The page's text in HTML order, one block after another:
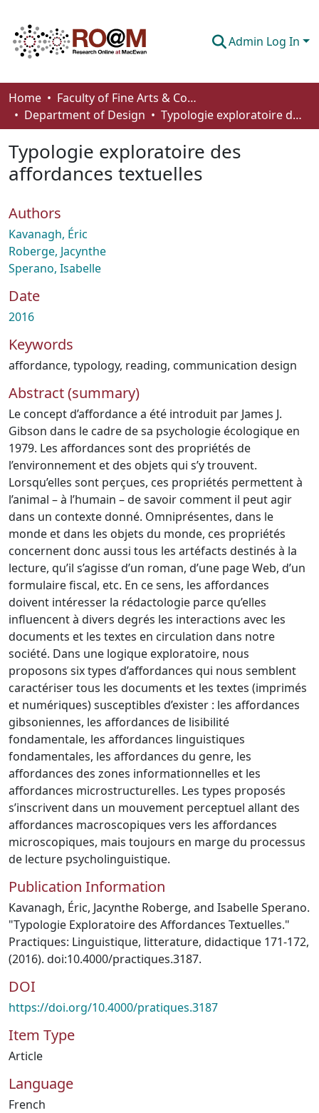
Admin Log In
Communities & Collections
Browse
Statistics
About
How To Deposit
Home
Faculty of Fine Arts & Communications
Department of Design
Typologie exploratoire des affordances textuelles
Typologie exploratoire des
affordances textuelles
Authors
Kavanagh, Éric
Roberge, Jacynthe
Sperano, Isabelle
Date
2016
Keywords
affordance, typology, reading, communication design
Abstract (summary)
Le concept d’affordance a été introduit par James J.
Gibson dans le cadre de sa psychologie écologique en
1979. Les affordances sont des propriétés de
l’environnement et des objets qui s’y trouvent.
Lorsqu’elles sont perçues, ces propriétés permettent à
l’animal – à l’humain – de savoir comment il peut agir
dans un contexte donné. Omniprésentes, dans le
monde et dans les objets du monde, ces propriétés
concernent donc aussi tous les artéfacts destinés à la
lecture, qu’il s’agisse d’un roman, d’une page Web, d’un
formulaire fiscal, etc. En ce sens, les affordances
doivent intéresser la rédactologie parce qu’elles
influencent à divers degrés les interactions avec les
documents et les textes en circulation dans notre
société. Dans une logique exploratoire, nous
proposons six types d’affordances qui nous semblent
caractériser tous les documents et les textes (imprimés
et numériques) susceptibles d’exister : les affordances
gibsoniennes, les affordances de lisibilité
fondamentale, les affordances linguistiques
fondamentales, les affordances du genre, les
affordances des zones informationnelles et les
affordances microstructurelles. Les types proposés
s’inscrivent dans un mouvement perceptuel allant des
affordances macroscopiques vers les affordances
microscopiques, mais toujours en marge du processus
de lecture psycholinguistique.
Publication Information
Kavanagh, Éric, Jacynthe Roberge, and Isabelle Sperano.
"Typologie Exploratoire des Affordances Textuelles."
Practiques: Linguistique, litterature, didactique 171-172,
(2016). doi:10.4000/practiques.3187.
DOI
https://doi.org/10.4000/pratiques.3187
Item Type
Article
Language
French